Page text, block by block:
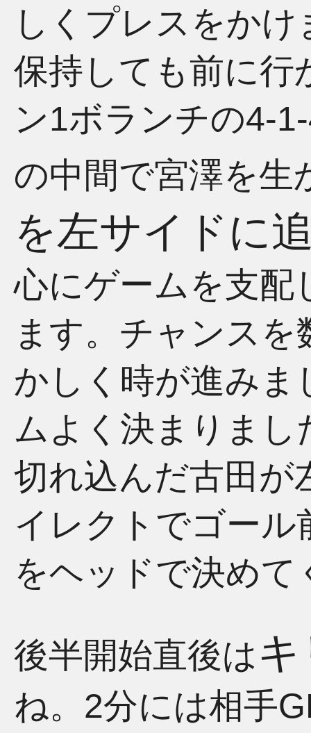
しくプレスをか
保持しても前に行
ン1ボランチの4-
の中間で宮澤を生
を左サイドに
心にゲームを支配
ます。チャンス
かしく時が進みま
ムよく決まりま
切れ込んだ古田が
イレクトでゴー
をヘッドで決めて
後半開始直後は
ね。2分には相手